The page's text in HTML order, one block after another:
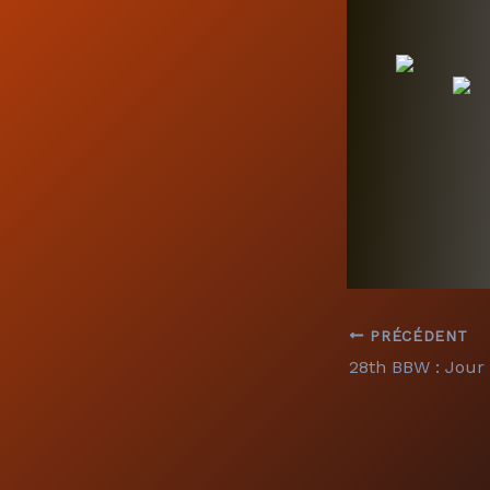
PRÉCÉDENT
28th BBW : Jour